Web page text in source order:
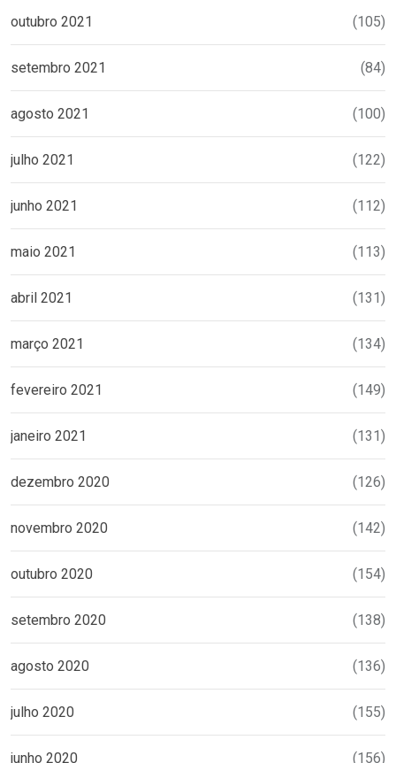
outubro 2021 (105)
setembro 2021 (84)
agosto 2021 (100)
julho 2021 (122)
junho 2021 (112)
maio 2021 (113)
abril 2021 (131)
março 2021 (134)
fevereiro 2021 (149)
janeiro 2021 (131)
dezembro 2020 (126)
novembro 2020 (142)
outubro 2020 (154)
setembro 2020 (138)
agosto 2020 (136)
julho 2020 (155)
junho 2020 (156)